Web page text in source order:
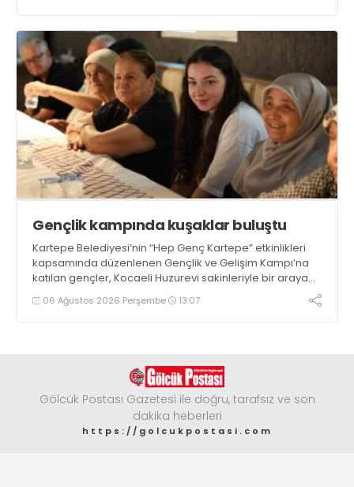
Gençlik kampında kuşaklar buluştu
Kartepe Belediyesi’nin “Hep Genç Kartepe” etkinlikleri
kapsamında düzenlenen Gençlik ve Gelişim Kampı’na
katılan gençler, Kocaeli Huzurevi sakinleriyle bir araya
geldi06 Ağustos 2026 Perşembe 13:07
Gölcük Postası Gazetesi ile doğru, tarafsız ve son
dakika heberleri
https://golcukpostasi.com